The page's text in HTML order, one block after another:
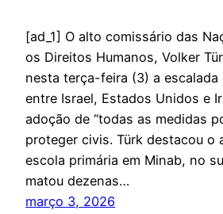
[ad_1] O alto comissário das
os Direitos Humanos, Volker
nesta terça-feira (3) a
entre Israel, Estados Unidos e
adoção de “todas as medidas
proteger civis. Türk destacou o
escola primária em Minab, no
matou dezenas…
março 3, 2026